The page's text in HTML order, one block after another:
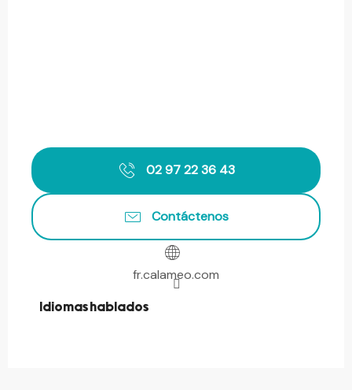
02 97 22 36 43
Contáctenos
fr.calameo.com
Idiomas hablados
Idiomas hablados